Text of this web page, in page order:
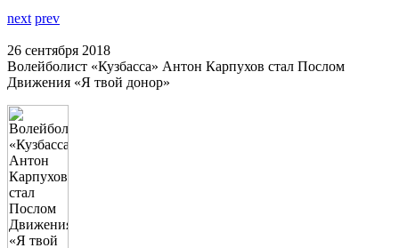
next prev
26 сентября 2018
Волейболист «Кузбасса» Антон Карпухов стал Послом
Движения «Я твой донор»